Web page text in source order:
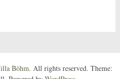
Böhm. All rights reserved. Theme: